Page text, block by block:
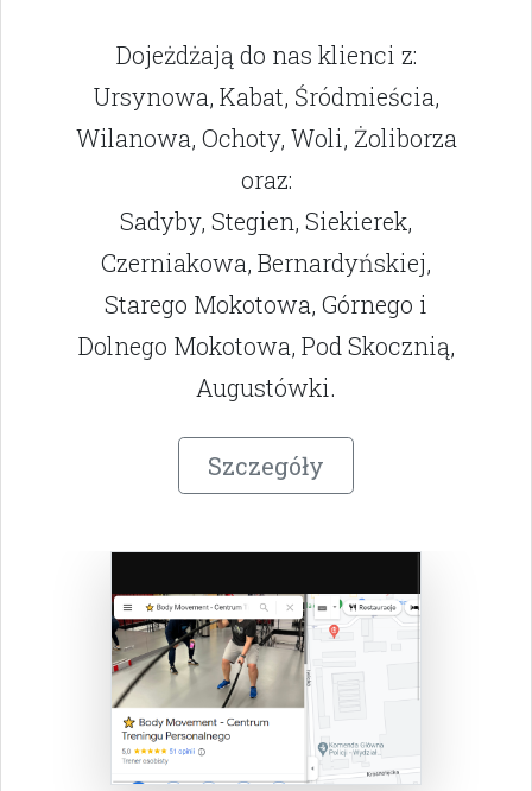
Dojeżdżają do nas klienci z:
Ursynowa, Kabat, Śródmieścia,
Wilanowa, Ochoty, Woli, Żoliborza
oraz:
Sadyby, Stegien, Siekierek,
Czerniakowa, Bernardyńskiej,
Starego Mokotowa, Górnego i
Dolnego Mokotowa, Pod Skocznią,
Augustówki.
Szczegóły